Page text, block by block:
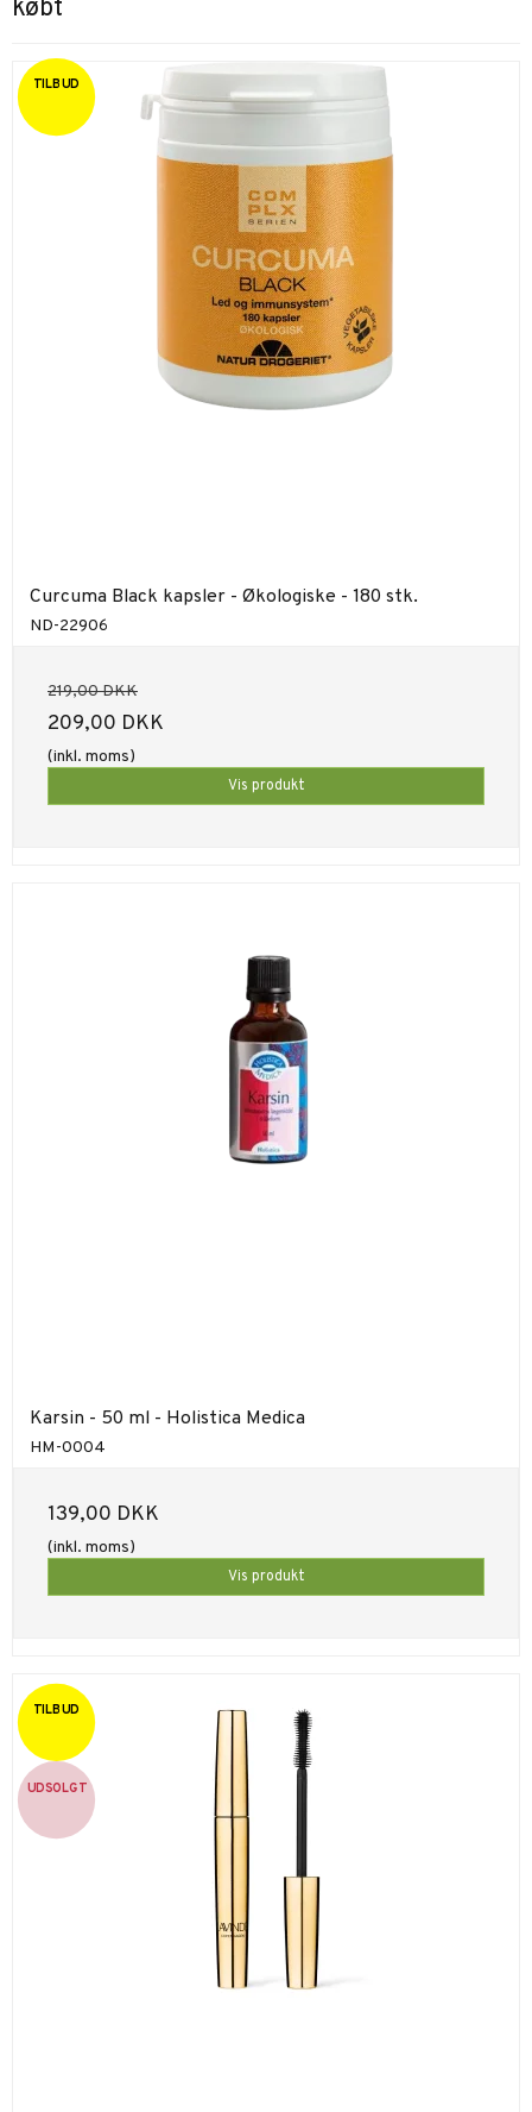
købt
TILBUD
Curcuma Black kapsler - Økologiske - 180 stk.
ND-22906
219,00 DKK
209,00 DKK
(inkl. moms)
Vis produkt
Karsin - 50 ml - Holistica Medica
HM-0004
139,00 DKK
(inkl. moms)
Vis produkt
TILBUD
UDSOLGT